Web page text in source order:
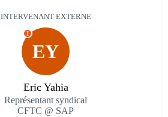
INTERVENANT EXTERNE
EY
I
Eric Yahia
Représentant syndical
CFTC @ SAP